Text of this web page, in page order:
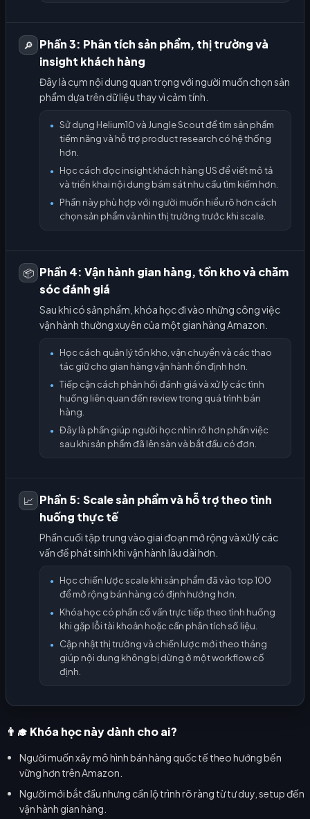
🔎
Phần 3: Phân tích sản phẩm, thị trường và
insight khách hàng
Đây là cụm nội dung quan trọng với người muốn chọn sản
phẩm dựa trên dữ liệu thay vì cảm tính.
●
Sử dụng Helium10 và Jungle Scout để tìm sản phẩm
tiềm năng và hỗ trợ product research có hệ thống
hơn.
●
Học cách đọc insight khách hàng US để viết mô tả
và triển khai nội dung bám sát nhu cầu tìm kiếm hơn.
●
Phần này phù hợp với người muốn hiểu rõ hơn cách
chọn sản phẩm và nhìn thị trường trước khi scale.
📦 Phần 4: Vận hành gian hàng, tồn kho và chăm
sóc đánh giá
Sau khi có sản phẩm, khóa học đi vào những công việc
vận hành thường xuyên của một gian hàng Amazon.
●
Học cách quản lý tồn kho, vận chuyển và các thao
tác giữ cho gian hàng vận hành ổn định hơn.
●
Tiếp cận cách phản hồi đánh giá và xử lý các tình
huống liên quan đến review trong quá trình bán
hàng.
●
Đây là phần giúp người học nhìn rõ hơn phần việc
sau khi sản phẩm đã lên sàn và bắt đầu có đơn.
📈
Phần 5: Scale sản phẩm và hỗ trợ theo tình
huống thực tế
Phần cuối tập trung vào giai đoạn mở rộng và xử lý các
vấn đề phát sinh khi vận hành lâu dài hơn.
●
Học chiến lược scale khi sản phẩm đã vào top 100
để mở rộng bán hàng có định hướng hơn.
●
Khóa học có phần cố vấn trực tiếp theo tình huống
khi gặp lỗi tài khoản hoặc cần phân tích số liệu.
●
Cập nhật thị trường và chiến lược mới theo tháng
giúp nội dung không bị dừng ở một workflow cố
định.
👨‍🎓 Khóa học này dành cho ai?
Người muốn xây mô hình bán hàng quốc tế theo hướng bền
vững hơn trên Amazon.
Người mới bắt đầu nhưng cần lộ trình rõ ràng từ tư duy, setup đến
vận hành gian hàng.